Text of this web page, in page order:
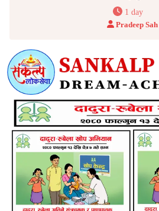
1 day
Pradeep Sah